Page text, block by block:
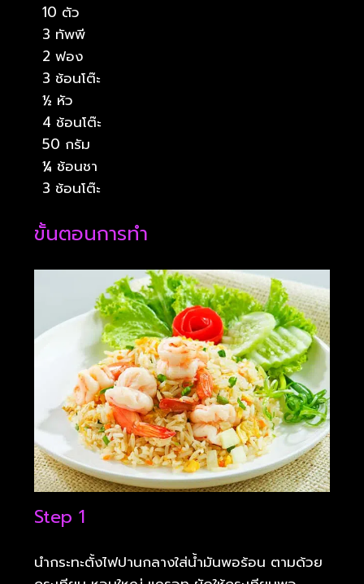
10 ตัว
3 ทัพพี
2 ฟอง
3 ช้อนโต๊ะ
½ หัว
4 ช้อนโต๊ะ
50 กรัม
¼ ช้อนชา
3 ช้อนโต๊ะ
ขั้นตอนการทำ
Step 1
นำกระทะตั้งไฟปานกลางใส่น้ำมันพอร้อน ตามด้วย